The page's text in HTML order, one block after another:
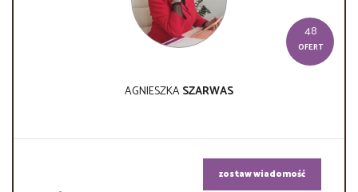
48
OFERT
AGNIESZKASZARWAS
zostaw wiadomość